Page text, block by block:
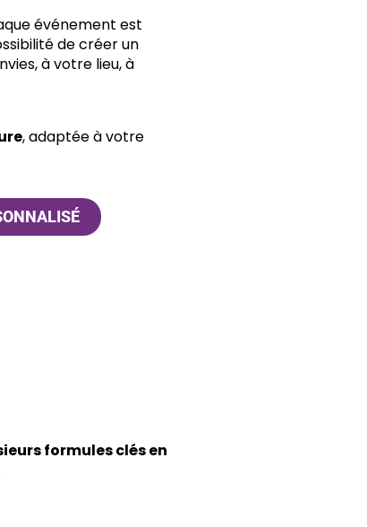
événement est
de créer un
à votre lieu, à
, adaptée à votre
formules clés en